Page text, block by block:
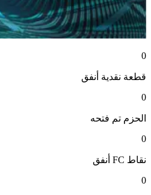
0
قطعة نقدية أنفق
0
الحزم تم فتحه
0
نقاط FC
أنفق
0